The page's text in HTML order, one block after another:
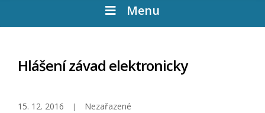
Menu
Hlášení závad elektronicky
15. 12. 2016 Nezařazené